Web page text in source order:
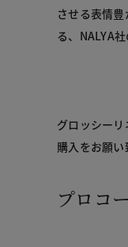
させる表情
る、NALYA
グロッシー
購入をお願い
プロコ